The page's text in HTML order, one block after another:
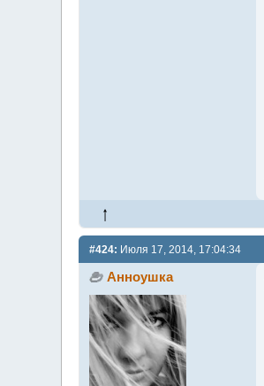
#424: Июля 17, 2014, 17:04:34
Анноушка